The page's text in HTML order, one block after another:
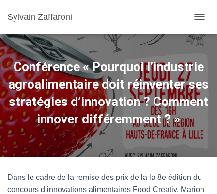
Sylvain Zaffaroni
Conférence « Pourquoi l’industrie
agroalimentaire doit réinventer ses
stratégies d’innovation ? Comment
innover différemment ? »
Dans le cadre de la remise des prix de la la 8e édition du
concours d’innovations alimentaires Food Creativ, Marion